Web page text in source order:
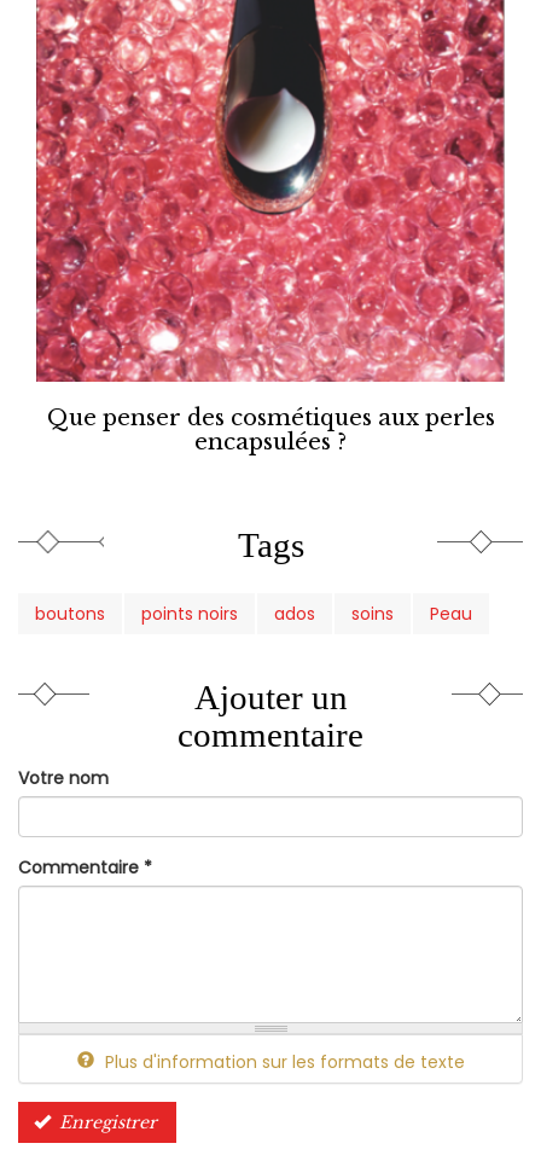
Que penser des cosmétiques aux perles
encapsulées ?
Tags
boutons points noirs ados soins Peau
Ajouter un
commentaire
Votre nom
Commentaire *
Plus d'information sur les formats de texte
Enregistrer